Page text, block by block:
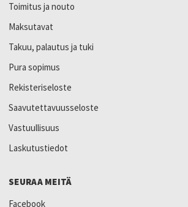
Toimitus ja nouto
Maksutavat
Takuu, palautus ja tuki
Pura sopimus
Rekisteriseloste
Saavutettavuusseloste
Vastuullisuus
Laskutustiedot
SEURAA MEITÄ
Facebook